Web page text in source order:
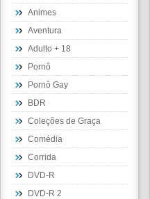
Animes
Aventura
Adulto + 18
Pornô
Pornô Gay
BDR
Coleções de Graça
Comédia
Corrida
DVD-R
DVD-R 2